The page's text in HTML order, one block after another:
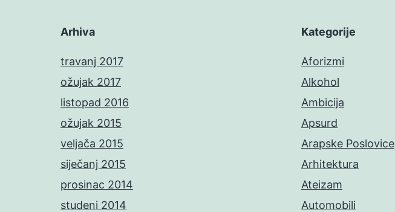
Arhiva
travanj 2017
ožujak 2017
listopad 2016
ožujak 2015
veljača 2015
siječanj 2015
prosinac 2014
studeni 2014
Kategorije
Aforizmi
Alkohol
Ambicija
Apsurd
Arapske Poslovice
Arhitektura
Ateizam
Automobili